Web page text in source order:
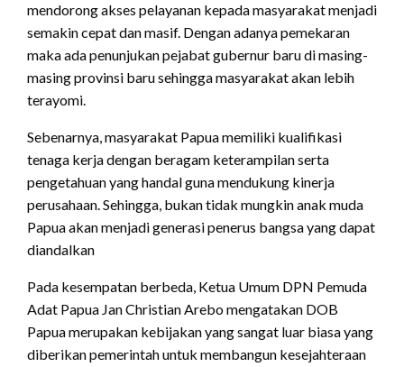
mendorong akses pelayanan kepada masyarakat menjadi
semakin cepat dan masif. Dengan adanya pemekaran
maka ada penunjukan pejabat gubernur baru di masing-
masing provinsi baru sehingga masyarakat akan lebih
terayomi.
Sebenarnya, masyarakat Papua memiliki kualifikasi
tenaga kerja dengan beragam keterampilan serta
pengetahuan yang handal guna mendukung kinerja
perusahaan. Sehingga, bukan tidak mungkin anak muda
Papua akan menjadi generasi penerus bangsa yang dapat
diandalkan
Pada kesempatan berbeda, Ketua Umum DPN Pemuda
Adat Papua Jan Christian Arebo mengatakan DOB
Papua merupakan kebijakan yang sangat luar biasa yang
diberikan pemerintah untuk membangun kesejahteraan